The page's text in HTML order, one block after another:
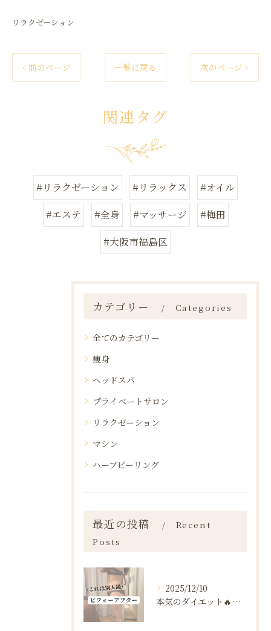
リラクゼーション
< 前のページ 一覧に戻る 次のページ >
関連タグ
#リラクゼーション #リラックス
#オイル
#エステ
#全身 #マッサージ
#梅田
#大阪市福島区
カテゴリー Categories
全てのカテゴリー
痩身
ヘッドスパ
プライベートサロン
リラクゼーション
マシン
ハーブピーリング
最近の投稿
Recent
Posts
2025/12/10
本気のダイエット🔥🔥🔥